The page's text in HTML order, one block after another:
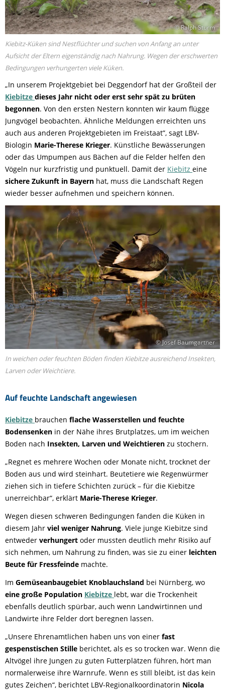
© Ralph Sturm
Kiebitz-Küken sind Nestflüchter und suchen von Anfang an unter
Aufsicht der Eltern eigenständig nach Nahrung. Wegen der erschwerten
Bedingungen verhungerten viele Küken.
„In unserem Projektgebiet bei Deggendorf hat der Großteil der
Kiebitze dieses Jahr nicht oder erst sehr spät zu brüten
begonnen. Von den ersten Nestern konnten wir kaum flügge
Jungvögel beobachten. Ähnliche Meldungen erreichten uns
auch aus anderen Projektgebieten im Freistaat”, sagt LBV-
Biologin Marie-Therese Krieger. Künstliche Bewässerungen
oder das Umpumpen aus Bächen auf die Felder helfen den
Vögeln nur kurzfristig und punktuell. Damit der Kiebitz eine
sichere Zukunft in Bayern hat, muss die Landschaft Regen
wieder besser aufnehmen und speichern können.
Auf feuchte Landschaft angewiesen
© Josef Baumgartner
In weichen oder feuchten Böden finden Kiebitze ausreichend Insekten,
Larven oder Weichtiere.
Kiebitze brauchen flache Wasserstellen und feuchte
Bodensenken in der Nähe ihres Brutplatzes, um im weichen
Boden nach Insekten, Larven und Weichtieren zu stochern.
„Regnet es mehrere Wochen oder Monate nicht, trocknet der
Boden aus und wird steinhart. Beutetiere wie Regenwürmer
ziehen sich in tiefere Schichten zurück – für die Kiebitze
unerreichbar“, erklärt Marie-Therese Krieger.
Wegen diesen schweren Bedingungen fanden die Küken in
diesem Jahr viel weniger Nahrung. Viele junge Kiebitze sind
entweder verhungert oder mussten deutlich mehr Risiko auf
sich nehmen, um Nahrung zu finden, was sie zu einer leichten
Beute für Fressfeinde machte.
Im Gemüseanbaugebiet Knoblauchsland bei Nürnberg, wo
eine große Population Kiebitze lebt, war die Trockenheit
ebenfalls deutlich spürbar, auch wenn Landwirtinnen und
Landwirte ihre Felder dort beregnen lassen.
„Unsere Ehrenamtlichen haben uns von einer fast
gespenstischen Stille berichtet, als es so trocken war. Wenn die
Altvögel ihre Jungen zu guten Futterplätzen führen, hört man
normalerweise ihre Warnrufe. Wenn es still bleibt, ist das kein
gutes Zeichen“, berichtet LBV-Regionalkoordinatorin Nicola